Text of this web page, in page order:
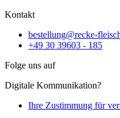
Kontakt
bestellung@recke-
+49 30 39603 - 185
Folge uns auf
Digitale Kommunikation?
Ihre Zustimmung für